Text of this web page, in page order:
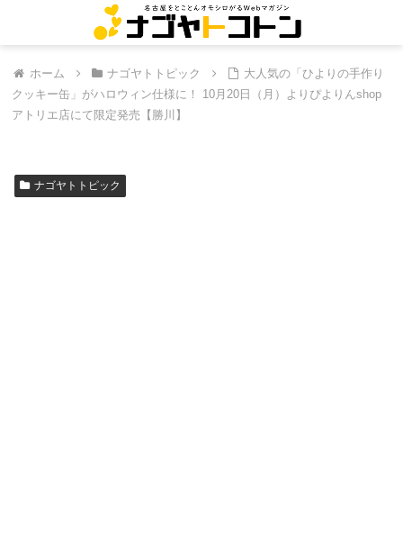
ホーム ナゴヤトトピック
大人気の「ひよりの手作り
クッキー缶」がハロウィン仕様に！ 10月20日（月）よりぴよりんshop
アトリエ店にて限定発売【勝川】
ナゴヤトトピック